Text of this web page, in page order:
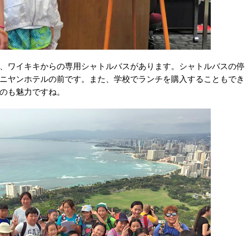
ワイキキからの専用シャトルバスがあります。シャトルバスの停
ヤンホテルの前です。また、学校でランチを購入することもでき
も魅力ですね。